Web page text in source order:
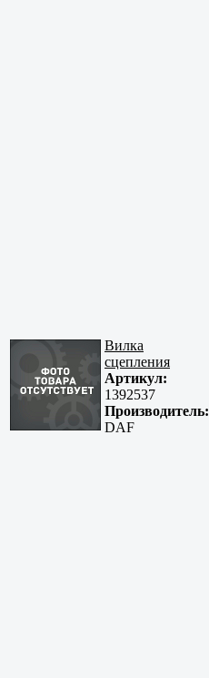
Вилка
сцепления
Артикул:
1392537
Производитель:
DAF